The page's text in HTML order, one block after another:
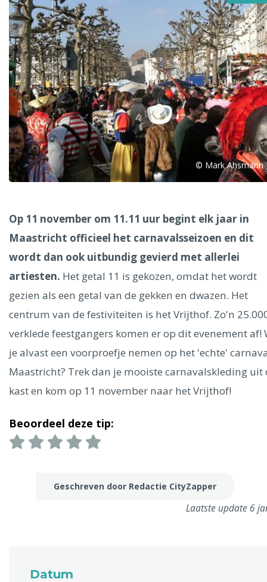
Alle steden
Phoenix
Dresden
Ålesund
Venetië
Dublin
Hong Kong München Wenen Budapest
Madrid
Vancouver
Alles bekijken
© Mark Ahsmann
Op 11 november om 11.11 uur begint elk jaar in
Maastricht officieel het carnavalsseizoen en dit
wordt dan ook uitbundig gevierd met allerlei
artiesten. Het getal 11 is gekozen, omdat het wordt
gezien als een getal van de gekken en dwazen. Het
centrum van de festiviteiten is het Vrijthof. Zo'n
verklede feestgangers komen er op dit evenement af!
je alvast een voorproefje nemen op het 'echte'
Maastricht? Trek dan je mooiste carnavalskleding uit
kast en kom op 11 november naar het Vrijthof!
Beoordeel deze tip:
Geschreven door Redactie CityZapper
Laatste update 6
Datum